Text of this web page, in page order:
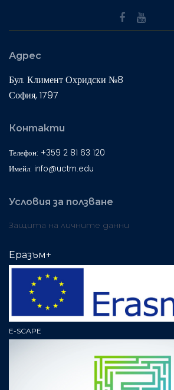
Адрес
Бул. Климент Охридски №8
София, 1797
Контакти
Телефон: +359 2 81 63 120
Имейл: info@uctm.edu
Условия за ползване
Защита на личните данни
Еразъм+
E-SCAPE